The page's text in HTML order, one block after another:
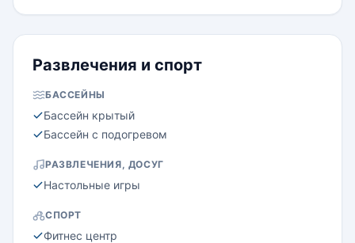
Развлечения и спорт
БАССЕЙНЫ
Бассейн крытый
Бассейн с подогревом
РАЗВЛЕЧЕНИЯ, ДОСУГ
Настольные игры
СПОРТ
Фитнес центр